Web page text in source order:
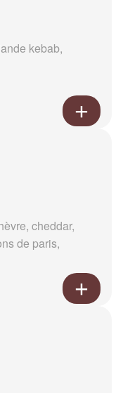
kebab,
cheddar,
de paris,